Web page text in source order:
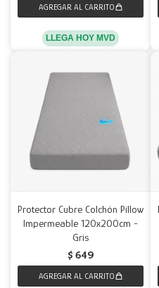
LLEGA HOY MVD
Protector Cubre Colchón Pillow
Impermeable 120x200cm -
Gris
$ 649